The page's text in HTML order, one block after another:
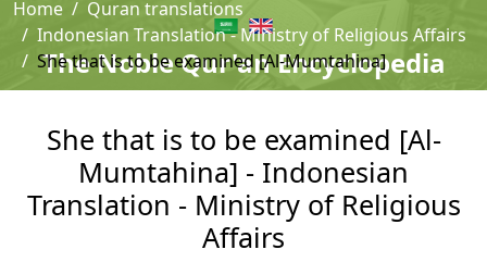
The Noble Qur'an Encyclopedia
Home
Quran translations
Indonesian Translation - Ministry of Religious Affairs
She that is to be examined [Al-Mumtahina]
She that is to be examined [Al-
Mumtahina] - Indonesian
Translation - Ministry of Religious
Affairs